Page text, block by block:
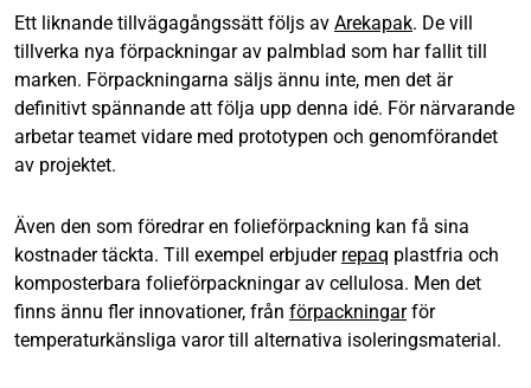
Ett liknande tillvägagångssätt följs av Arekapak. De vill
tillverka nya förpackningar av palmblad som har fallit till
marken. Förpackningarna säljs ännu inte, men det är
definitivt spännande att följa upp denna idé. För närvarande
arbetar teamet vidare med prototypen och genomförandet
av projektet.
Även den som föredrar en folieförpackning kan få sina
kostnader täckta. Till exempel erbjuder repaq plastfria och
komposterbara folieförpackningar av cellulosa. Men det
finns ännu fler innovationer, från förpackningarför
temperaturkänsliga varor till alternativa isoleringsmaterial.